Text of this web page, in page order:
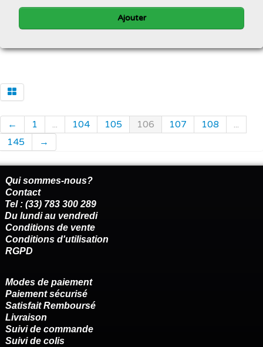
Ajouter
← 1 ... 104 105 106 107 108
...
145
→
Qui sommes-nous?
Contact
Tel : (33) 783 300 289
Du lundi au vendredi
Conditions de vente
Conditions d'utilisation
RGPD
Modes de paiement
Paiement sécurisé
Satisfait Remboursé
Livraison
Suivi de commande
Suivi de colis